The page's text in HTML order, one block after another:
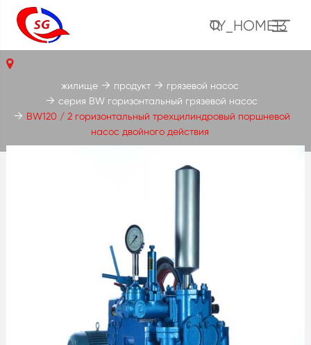
TY_HOME13
жилище продукт
грязевой насос
серия BW горизонтальный грязевой насос
BW120 / 2 горизонтальный трехцилиндровый поршневой
насос двойного действия